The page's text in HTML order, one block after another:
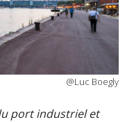
@Luc Boegly
port industriel et